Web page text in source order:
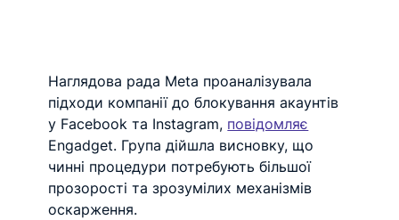
Наглядова рада Meta проаналізувала
підходи компанії до блокування акаунтів
у Facebook та Instagram, повідомляє
Engadget. Група дійшла висновку, що
чинні процедури потребують більшої
прозорості та зрозумілих механізмів
оскарження.